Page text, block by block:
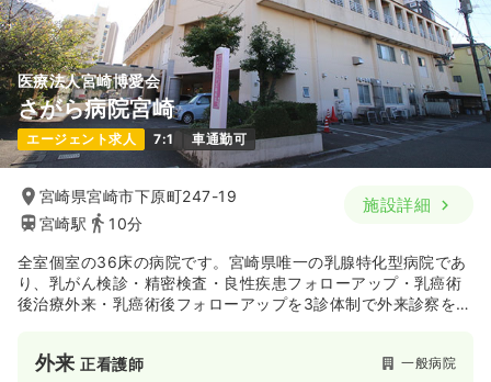
日勤のみ（常勤） 一時募集休止
給与 19.7〜27.8万円/月 賞与4ヶ月
※一例
時間 8:15～17:15（休憩60分）
年間休日120日
4週8休以上 月給27万円以上可
気になる 詳細を見る
医療法人宮崎博愛会
さがら病院宮崎
エージェント求人 7:1 車通勤可
宮崎県宮崎市下原町247-19
宮崎駅
10分
施設詳細
全室個室の36床の病院です。宮崎県唯一の乳腺特化型病院であ
り、乳がん検診・精密検査・良性疾患フォローアップ・乳癌術
後治療外来・乳癌術後フォローアップを3診体制で外来診察を行
療機能評価機構認定病院（Ver.6.0)でもあり、社団法人日本外
外来正看護師 一般病院